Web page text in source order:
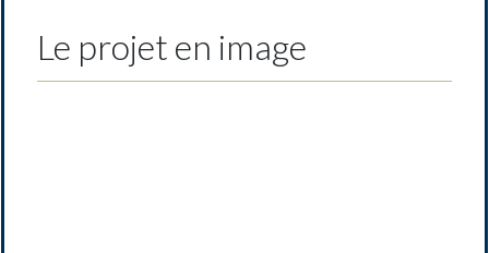
Le projet en image